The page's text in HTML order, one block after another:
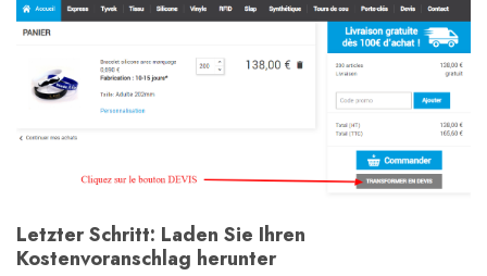
Letzter Schritt: Laden Sie Ihren
Kostenvoranschlag herunter